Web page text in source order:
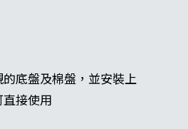
底盤及棉盤，並安裝上
接使用